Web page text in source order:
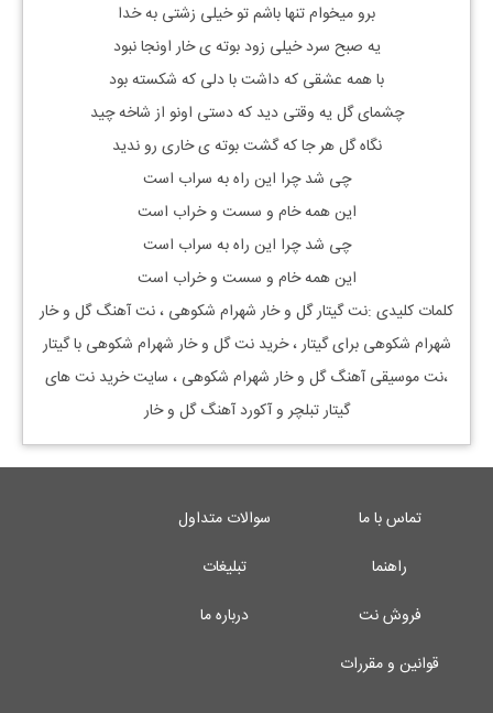
برو میخوام تنها باشم تو خیلی زشتی به خدا
یه صبح سرد خیلی زود بوته ی خار اونجا نبود
با همه عشقی که داشت با دلی که شکسته بود
چشمای گل یه وقتی دید که دستی اونو از شاخه چید
نگاه گل هر جا که گشت بوته ی خاری رو ندید
چی شد چرا این راه به سراب است
این همه خام و سست و خراب است
چی شد چرا این راه به سراب است
این همه خام و سست و خراب است
کلمات کلیدی :نت گیتارگل و خار شهرام شکوهی ، نت آهنگ گل و خار
شهرام شکوهی برای گیتار ، خرید نتگل و خار شهرام شکوهی با گیتار
،نت موسیقی آهنگ گل و خار شهرام شکوهی ، سایت خرید نت های
گیتار تبلچر و آکورد آهنگ گل و خار
تماس با ما
سوالات متداول
راهنما
تبلیغات
فروش نت
درباره ما
قوانین و مقررات